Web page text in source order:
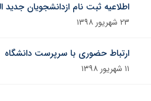
اطلاعیه ثبت نام ازدانشجویان جدید
۲۳ شهریور ۱۳۹۸
ارتباط حضوری با سرپرست دانشگاه
۱۱ شهریور ۱۳۹۸